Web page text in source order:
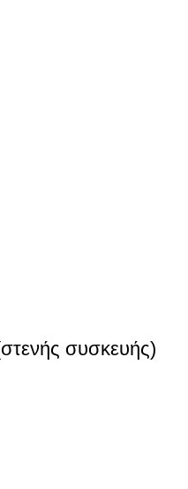
συσκευής)